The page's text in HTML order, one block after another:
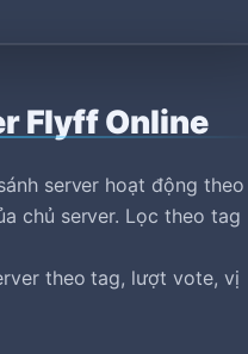
Flyff Online
server hoạt động theo
chủ server. Lọc theo tag
theo tag, lượt vote, vị